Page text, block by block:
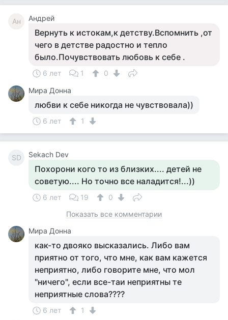
Ан Андрей
Вернуть к истокам,к детству.Вспомнить ,от
чего в детстве радостно и тепло
было.Почувствовать любовь к себе .
6 лет 1
0
Мира Донна
любви к себе никогда не чувствовала))
6 лет 1
SD Sekach Dev
Похорони кого то из близких.... детей не
советую.... Но точно все наладится!...))
6 лет 19
0
Показать все комментарии
Мира Донна
как-то двояко высказались. Либо вам
приятно от того, что мне, как вам кажется
неприятно, либо говорите мне, что мол
"ничего", если все-таи неприятны те
неприятные слова????
6 лет 1